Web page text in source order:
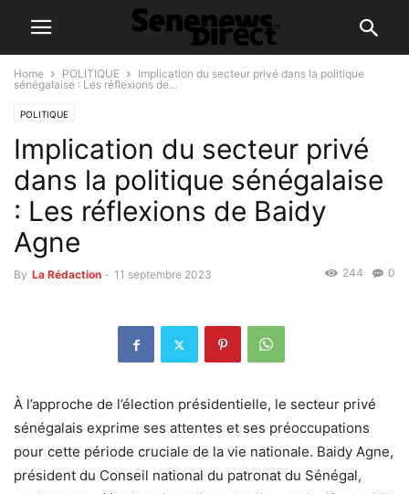
Home POLITIQUE
Implication du secteur privé dans la politique
sénégalaise : Les réflexions de...
POLITIQUE
Implication du secteur privé
dans la politique sénégalaise
: Les réflexions de Baidy
Agne
By La Rédaction - 11 septembre 2023 0
244
À l’approche de l’élection présidentielle, le secteur privé
sénégalais exprime ses attentes et ses préoccupations
pour cette période cruciale de la vie nationale. Baidy Agne,
président du Conseil national du patronat du Sénégal,